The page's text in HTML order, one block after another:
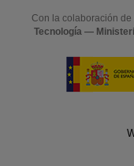
Con la colaboración de
Tecnología —